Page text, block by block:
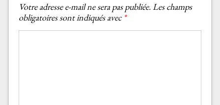
Votre adresse e-mail ne sera pas publiée.Les champs
obligatoires sont indiqués avec *